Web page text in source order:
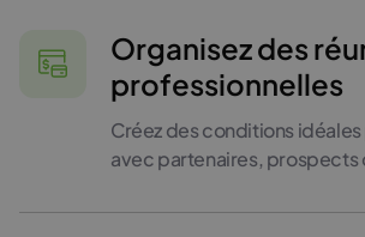
Organisez des
professionnelles
Créez des conditions
avec partenaires, prospects